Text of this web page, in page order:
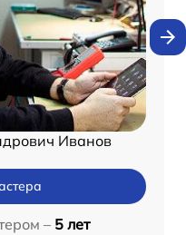
Иванов
– 5 лет